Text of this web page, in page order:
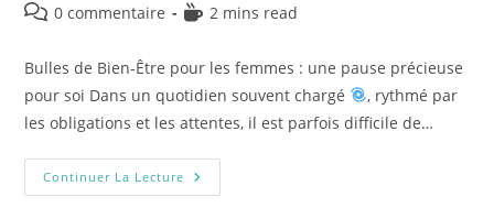
0 commentaire
2 mins read
Bulles de Bien-Être pour les femmes : une pause précieuse
pour soi Dans un quotidien souvent chargé
, rythmé par
les obligations et les attentes, il est parfois difficile de…
Continuer La Lecture